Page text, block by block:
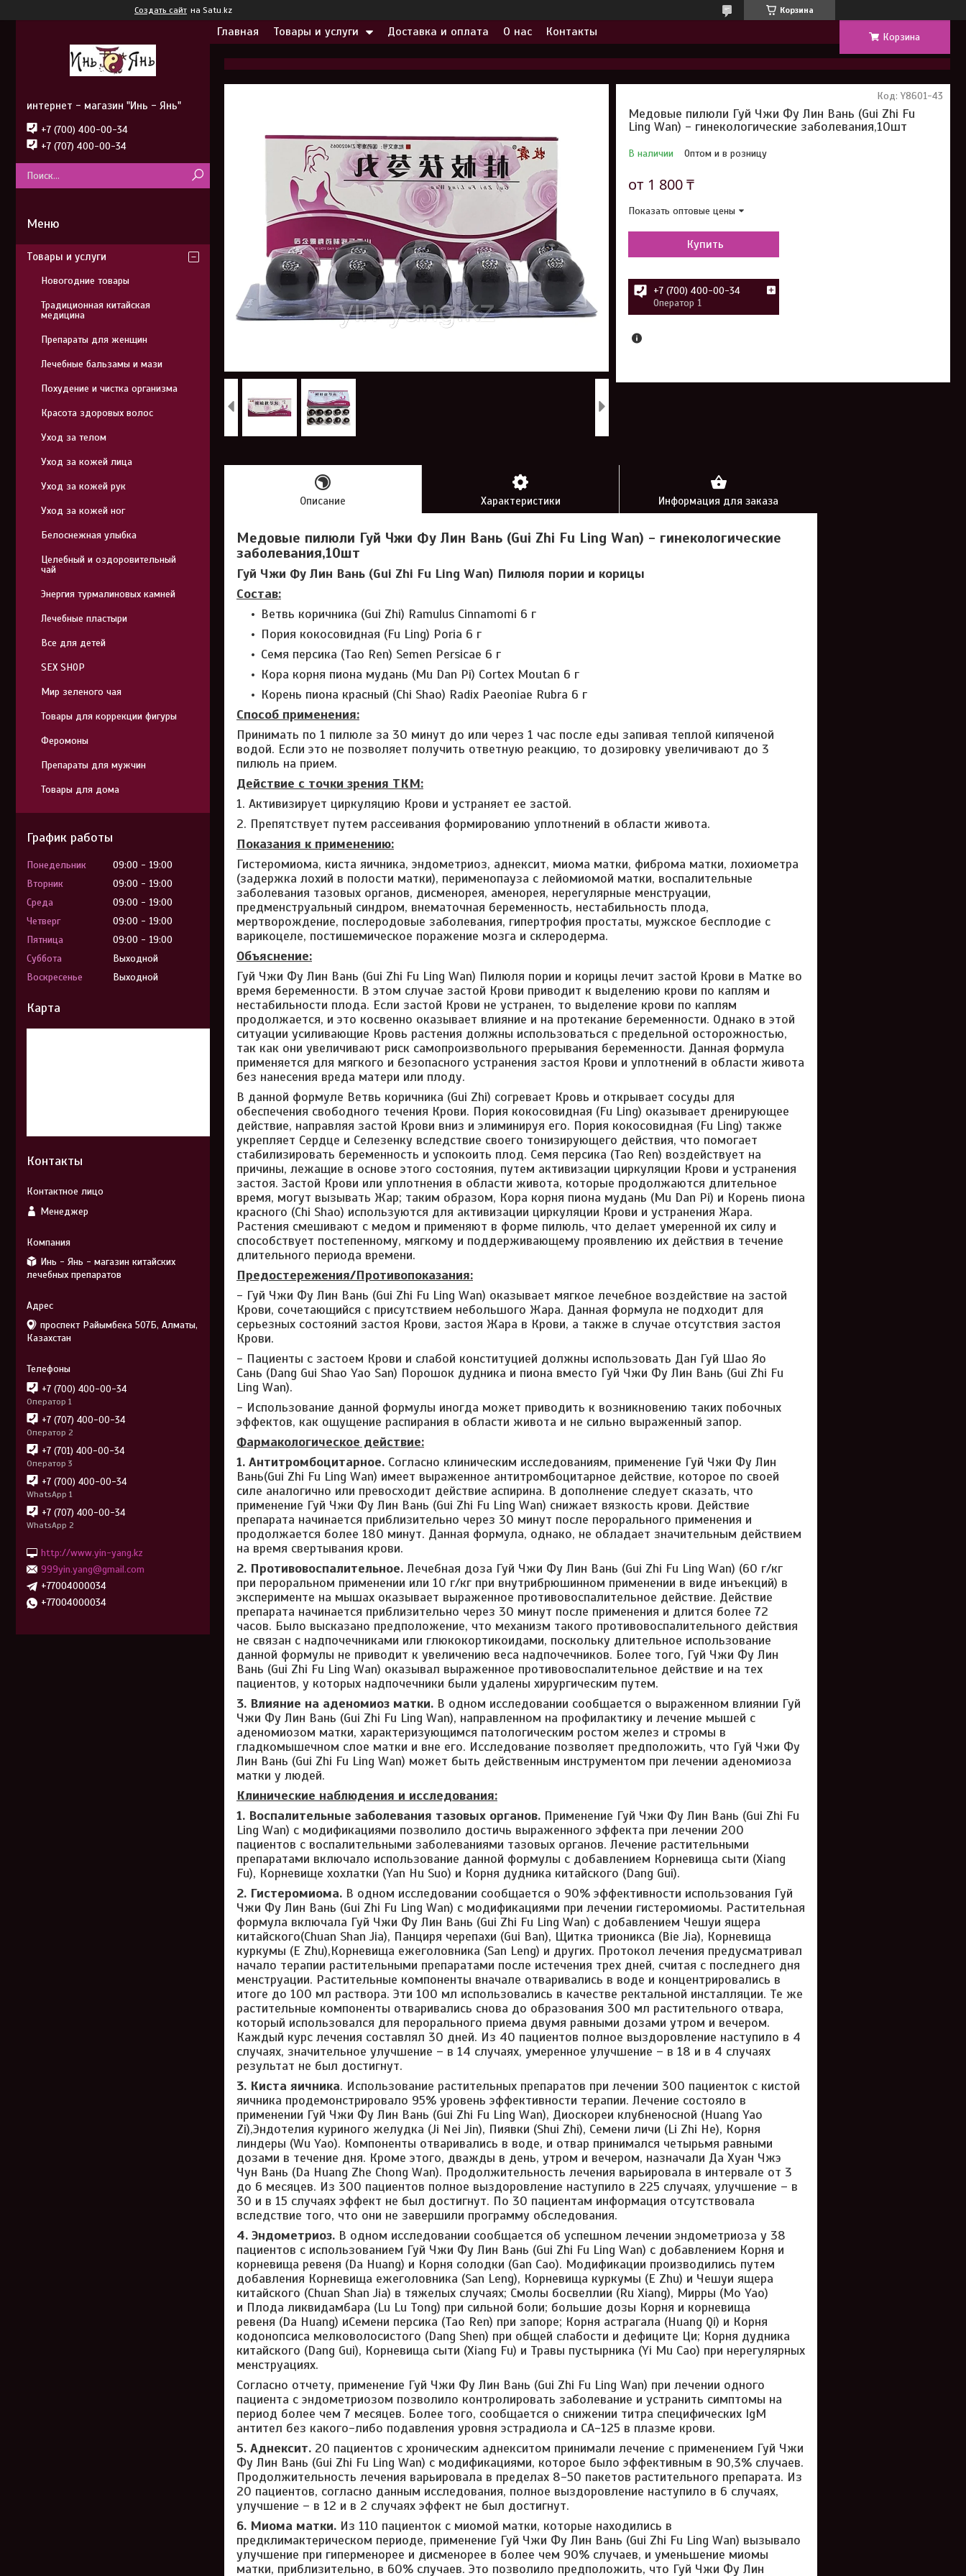
Создать сайт на Satu.kz Корзина
Главная Товары и услуги Доставка и оплата О нас Контакты Корзина
Медовые пилюли Гуй Чжи Фу Лин Вань (Gui Zhi Fu
Ling Wan) - гинекологические заболевания,10шт
В наличии Оптом и в розницу
Код: Y8601-43
от 1 800 ₸
Показать оптовые цены
Купить
+7 (700) 400-00-34
Оператор 1
Описание Характеристики Информация для заказа
Медовые пилюли Гуй Чжи Фу Лин Вань (Gui Zhi Fu Ling Wan) - гинекологические
заболевания,10шт
Гуй Чжи Фу Лин Вань (Gui Zhi Fu Ling Wan) Пилюля пории и корицы
Состав:
Ветвь коричника (Gui Zhi) Ramulus Cinnamomi 6 г
Пория кокосовидная (Fu Ling) Poria 6 г
Семя персика (Tao Ren) Semen Persicae 6 г
Кора корня пиона мудань (Mu Dan Pi) Cortex Moutan 6 г
Корень пиона красный (Chi Shao) Radix Paeoniae Rubra 6 г
Способ применения:
Принимать по 1 пилюле за 30 минут до или через 1 час после еды запивая теплой кипяченой
водой. Если это не позволяет получить ответную реакцию, то дозировку увеличивают до 3
пилюль на прием.
Действие с точки зрения ТКМ:
1. Активизирует циркуляцию Крови и устраняет ее застой.
2. Препятствует путем рассеивания формированию уплотнений в области живота.
Показания к применению:
Гистеромиома, киста яичника, эндометриоз, аднексит, миома матки, фиброма матки, лохиометра
(задержка лохий в полости матки), перименопауза с лейомиомой матки, воспалительные
заболевания тазовых органов, дисменорея, аменорея, нерегулярные менструации,
предменструальный синдром, внематочная беременность, нестабильность плода,
мертворождение, послеродовые заболевания, гипертрофия простаты, мужское бесплодие с
варикоцеле, постишемическое поражение мозга и склеродерма.
Объяснение:
Гуй Чжи Фу Лин Вань (Gui Zhi Fu Ling Wan) Пилюля пории и корицы лечит застой Крови в Матке во
время беременности. В этом случае застой Крови приводит к выделению крови по каплям и
нестабильности плода. Если застой Крови не устранен, то выделение крови по каплям
продолжается, и это косвенно оказывает влияние и на протекание беременности. Однако в этой
ситуации усиливающие Кровь растения должны использоваться с предельной осторожностью,
так как они увеличивают риск самопроизвольного прерывания беременности. Данная формула
применяется для мягкого и безопасного устранения застоя Крови и уплотнений в области живота
без нанесения вреда матери или плоду.
В данной формуле Ветвь коричника (Gui Zhi) согревает Кровь и открывает сосуды для
обеспечения свободного течения Крови. Пория кокосовидная (Fu Ling) оказывает дренирующее
действие, направляя застой Крови вниз и элиминируя его. Пория кокосовидная (Fu Ling) также
укрепляет Сердце и Селезенку вследствие своего тонизирующего действия, что помогает
стабилизировать беременность и успокоить плод. Семя персика (Tao Ren) воздействует на
причины, лежащие в основе этого состояния, путем активизации циркуляции Крови и устранения
застоя. Застой Крови или уплотнения в области живота, которые продолжаются длительное
время, могут вызывать Жар; таким образом, Кора корня пиона мудань (Mu Dan Pi) и Корень пиона
красного (Chi Shao) используются для активизации циркуляции Крови и устранения Жара.
Растения смешивают с медом и применяют в форме пилюль, что делает умеренной их силу и
способствует постепенному, мягкому и поддерживающему проявлению их действия в течение
длительного периода времени.
Предостережения/Противопоказания:
- Гуй Чжи Фу Лин Вань (Gui Zhi Fu Ling Wan) оказывает мягкое лечебное воздействие на застой
Крови, сочетающийся с присутствием небольшого Жара. Данная формула не подходит для
серьезных состояний застоя Крови, застоя Жара в Крови, а также в случае отсутствия застоя
Крови.
- Пациенты с застоем Крови и слабой конституцией должны использовать Дан Гуй Шао Яо
Сань (Dang Gui Shao Yao San) Порошок дудника и пиона вместо Гуй Чжи Фу Лин Вань (Gui Zhi Fu
Ling Wan).
- Использование данной формулы иногда может приводить к возникновению таких побочных
эффектов, как ощущение распирания в области живота и не сильно выраженный запор.
Фармакологическое действие:
1. Антитромбоцитарное. Согласно клиническим исследованиям, применение Гуй Чжи Фу Лин
Вань(Gui Zhi Fu Ling Wan) имеет выраженное антитромбоцитарное действие, которое по своей
силе аналогично или превосходит действие аспирина. В дополнение следует сказать, что
применение Гуй Чжи Фу Лин Вань (Gui Zhi Fu Ling Wan) снижает вязкость крови. Действие
препарата начинается приблизительно через 30 минут после перорального применения и
продолжается более 180 минут. Данная формула, однако, не обладает значительным действием
на время свертывания крови.
2. Противовоспалительное. Лечебная доза Гуй Чжи Фу Лин Вань (Gui Zhi Fu Ling Wan) (60 г/кг
при пероральном применении или 10 г/кг при внутрибрюшинном применении в виде инъекций) в
эксперименте на мышах оказывает выраженное противовоспалительное действие. Действие
препарата начинается приблизительно через 30 минут после применения и длится более 72
часов. Было высказано предположение, что механизм такого противовоспалительного действия
не связан с надпочечниками или глюкокортикоидами, поскольку длительное использование
данной формулы не приводит к увеличению веса надпочечников. Более того, Гуй Чжи Фу Лин
Вань (Gui Zhi Fu Ling Wan) оказывал выраженное противовоспалительное действие и на тех
пациентов, у которых надпочечники были удалены хирургическим путем.
3. Влияние на аденомиоз матки. В одном исследовании сообщается о выраженном влиянии Гуй
Чжи Фу Лин Вань (Gui Zhi Fu Ling Wan), направленном на профилактику и лечение мышей с
аденомиозом матки, характеризующимся патологическим ростом желез и стромы в
гладкомышечном слое матки и вне его. Исследование позволяет предположить, что Гуй Чжи Фу
Лин Вань (Gui Zhi Fu Ling Wan) может быть действенным инструментом при лечении аденомиоза
матки у людей.
Клинические наблюдения и исследования:
1. Воспалительные заболевания тазовых органов. Применение Гуй Чжи Фу Лин Вань (Gui Zhi Fu
Ling Wan) с модификациями позволило достичь выраженного эффекта при лечении 200
пациентов с воспалительными заболеваниями тазовых органов. Лечение растительными
препаратами включало использование данной формулы с добавлением Корневища сыти (Xiang
Fu), Корневище хохлатки (Yan Hu Suo) и Корня дудника китайского (Dang Gui).
2. Гистеромиома. В одном исследовании сообщается о 90% эффективности использования Гуй
Чжи Фу Лин Вань (Gui Zhi Fu Ling Wan) с модификациями при лечении гистеромиомы. Растительная
формула включала Гуй Чжи Фу Лин Вань (Gui Zhi Fu Ling Wan) с добавлением Чешуи ящера
китайского(Chuan Shan Jia), Панциря черепахи (Gui Ban), Щитка трионикса (Bie Jia), Корневища
куркумы (E Zhu),Корневища ежеголовника (San Leng) и других. Протокол лечения предусматривал
начало терапии растительными препаратами после истечения трех дней, считая с последнего дня
менструации. Растительные компоненты вначале отваривались в воде и концентрировались в
итоге до 100 мл раствора. Эти 100 мл использовались в качестве ректальной инсталляции. Те же
растительные компоненты отваривались снова до образования 300 мл растительного отвара,
который использовался для перорального приема двумя равными дозами утром и вечером.
Каждый курс лечения составлял 30 дней. Из 40 пациентов полное выздоровление наступило в 4
случаях, значительное улучшение – в 14 случаях, умеренное улучшение – в 18 и в 4 случаях
результат не был достигнут.
3. Киста яичника. Использование растительных препаратов при лечении 300 пациенток с кистой
яичника продемонстрировало 95% уровень эффективности терапии. Лечение состояло в
применении Гуй Чжи Фу Лин Вань (Gui Zhi Fu Ling Wan), Диоскореи клубненосной (Huang Yao
Zi),Эндотелия куриного желудка (Ji Nei Jin), Пиявки (Shui Zhi), Семени личи (Li Zhi He), Корня
линдеры (Wu Yao). Компоненты отваривались в воде, и отвар принимался четырьмя равными
дозами в течение дня. Кроме этого, дважды в день, утром и вечером, назначали Да Хуан Чжэ
Чун Вань (Da Huang Zhe Chong Wan). Продолжительность лечения варьировала в интервале от 3
до 6 месяцев. Из 300 пациентов полное выздоровление наступило в 225 случаях, улучшение – в
30 и в 15 случаях эффект не был достигнут. По 30 пациентам информация отсутствовала
вследствие того, что они не завершили программу обследования.
4. Эндометриоз. В одном исследовании сообщается об успешном лечении эндометриоза у 38
пациентов с использованием Гуй Чжи Фу Лин Вань (Gui Zhi Fu Ling Wan) с добавлением Корня и
корневища ревеня (Da Huang) и Корня солодки (Gan Cao). Модификации производились путем
добавления Корневища ежеголовника (San Leng), Корневища куркумы (E Zhu) и Чешуи ящера
китайского (Chuan Shan Jia) в тяжелых случаях; Смолы босвеллии (Ru Xiang), Мирры (Mo Yao)
и Плода ликвидамбара (Lu Lu Tong) при сильной боли; большие дозы Корня и корневища
ревеня (Da Huang) иСемени персика (Tao Ren) при запоре; Корня астрагала (Huang Qi) и Корня
кодонопсиса мелковолосистого (Dang Shen) при общей слабости и дефиците Ци; Корня дудника
китайского (Dang Gui), Корневища сыти (Xiang Fu) и Травы пустырника (Yi Mu Cao) при нерегулярных
менструациях.
Согласно отчету, применение Гуй Чжи Фу Лин Вань (Gui Zhi Fu Ling Wan) при лечении одного
пациента с эндометриозом позволило контролировать заболевание и устранить симптомы на
период более чем 7 месяцев. Более того, сообщается о снижении титра специфических IgM
антител без какого-либо подавления уровня эстрадиола и СА-125 в плазме крови.
5. Аднексит. 20 пациентов с хроническим аднекситом принимали лечение с применением Гуй Чжи
Фу Лин Вань (Gui Zhi Fu Ling Wan) с модификациями, которое было эффективным в 90,3% случаев.
Продолжительность лечения варьировала в пределах 8-50 пакетов растительного препарата. Из
20 пациентов, согласно данным исследования, полное выздоровление наступило в 6 случаях,
улучшение – в 12 и в 2 случаях эффект не был достигнут.
6. Миома матки. Из 110 пациенток с миомой матки, которые находились в
предклимактерическом периоде, применение Гуй Чжи Фу Лин Вань (Gui Zhi Fu Ling Wan) вызывало
улучшение при гиперменорее и дисменорее в более чем 90% случаев, и уменьшение миомы
матки, приблизительно, в 60% случаев. Это позволило предположить, что Гуй Чжи Фу Лин
интернет - магазин "Инь - Янь"
+7 (700) 400-00-34
+7 (707) 400-00-34
Товары и услуги
Новогодние товары
Традиционная китайская
медицина
Препараты для женщин
Лечебные бальзамы и мази
Похудение и чистка организма
Красота здоровых волос
Уход за телом
Уход за кожей лица
Уход за кожей рук
Уход за кожей ног
Белоснежная улыбка
Целебный и оздоровительный
чай
Энергия турмалиновых камней
Лечебные пластыри
Все для детей
SEX SHOP
Мир зеленого чая
Товары для коррекции фигуры
Феромоны
Препараты для мужчин
Товары для дома
График работы
Понедельник 09:00
19:00
Вторник
09:00
19:00
Среда
09:00
19:00
Четверг
09:00
19:00
Пятница
09:00
19:00
Суббота
Выходной
Воскресенье
Выходной
Карта
Контакты
Менеджер
Инь - Янь - магазин китайских
лечебных препаратов
проспект Райымбека 507Б, Алматы,
Казахстан
+7 (700) 400-00-34
Оператор 1
+7 (707) 400-00-34
Оператор 2
+7 (701) 400-00-34
Оператор 3
+7 (700) 400-00-34
WhatsApp 1
+7 (707) 400-00-34
WhatsApp 2
http://www.yin-yang.kz
999yin.yang@gmail.com
+77004000034
+77004000034